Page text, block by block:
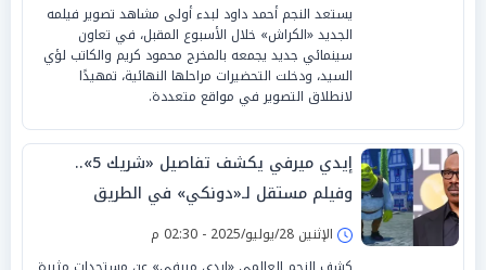
يستعد النجم أحمد داود لبدء أولى مشاهد تصوير فيلمه
الجديد «الكراش» خلال الأسبوع المقبل، في تعاون
سينمائي جديد يجمعه بالمخرج محمود كريم والكاتب لؤي
السيد، ودخلت التحضيرات مراحلها النهائية، تمهيدًا
لانطلاق التصوير في مواقع متعددة.
إيدي ميرفي يكشف تفاصيل «شريك 5»..
وفيلم مستقل لـ«دونكي» في الطريق
الإثنين 28/يوليو/2025 - 02:30 م